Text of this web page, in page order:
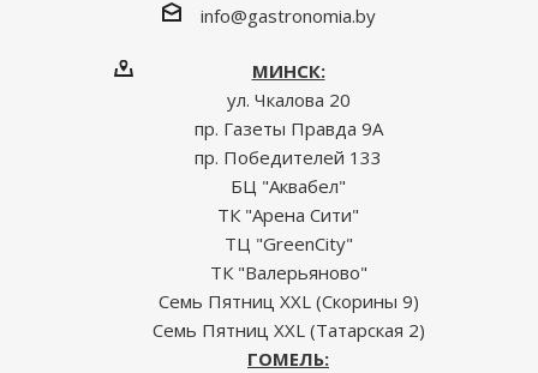
info@gastronomia.by
МИНСК:
ул. Чкалова 20
пр. Газеты Правда 9А
пр. Победителей 133
БЦ "Аквабел"
ТК "Арена Сити"
ТЦ "GreenCity"
ТК "Валерьяново"
Семь Пятниц XXL (Скорины 9)
Семь Пятниц XXL (Татарская 2)
ГОМЕЛЬ: